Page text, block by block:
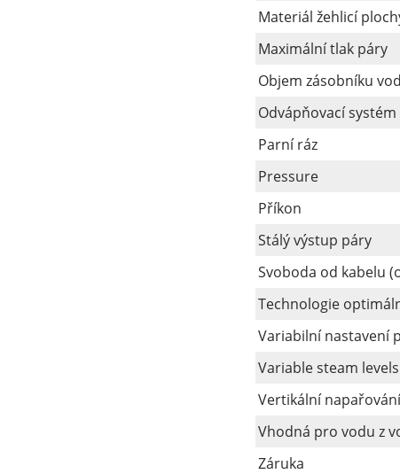
Materiál žehlicí
Maximální tlak páry
Objem zásobníku
Odvápňovací systém
Parní ráz
Pressure
Příkon
Stálý výstup páry
Svoboda od kabelu
Technologie
Variabilní nastavení
Variable steam levels
Vertikální napařování
Vhodná pro vodu z
Záruka